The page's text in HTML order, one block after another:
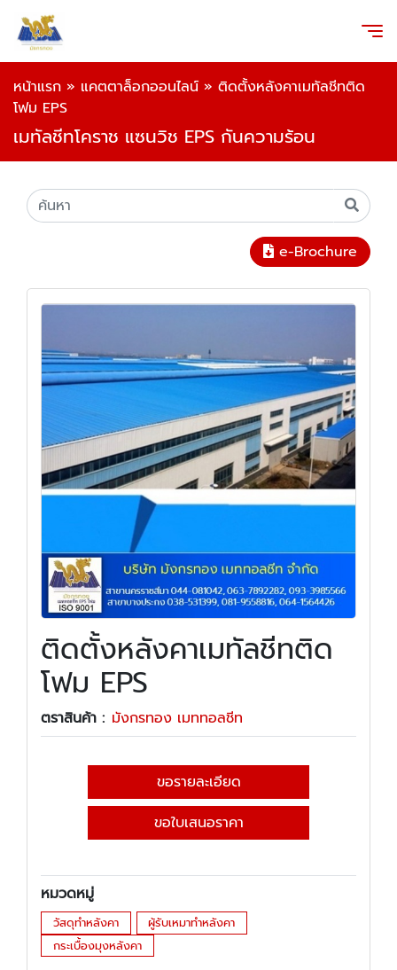
หน้าแรก » แคตตาล็อกออนไลน์ » ติดตั้งหลังคาเมทัลชีทติด
โฟม EPS
เมทัลชีทโคราช แซนวิช EPS กันความร้อน
e-Brochure
ติดตั้งหลังคาเมทัลชีทติด
โฟม EPS
ตราสินค้า : มังกรทอง เมททอลชีท
ขอรายละเอียด
ขอใบเสนอราคา
หมวดหมู่
วัสดุทำหลังคา
ผู้รับเหมาทำหลังคา
กระเบื้องมุงหลังคา